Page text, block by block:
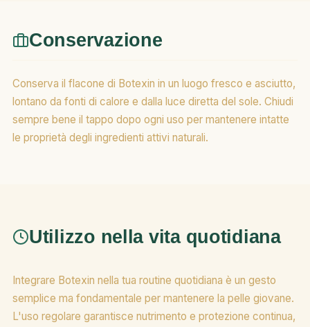
Conservazione
Conserva il flacone di Botexin in un luogo fresco e asciutto,
lontano da fonti di calore e dalla luce diretta del sole. Chiudi
sempre bene il tappo dopo ogni uso per mantenere intatte
le proprietà degli ingredienti attivi naturali.
Utilizzo nella vita quotidiana
Integrare Botexin nella tua routine quotidiana è un gesto
semplice ma fondamentale per mantenere la pelle giovane.
L'uso regolare garantisce nutrimento e protezione continua,